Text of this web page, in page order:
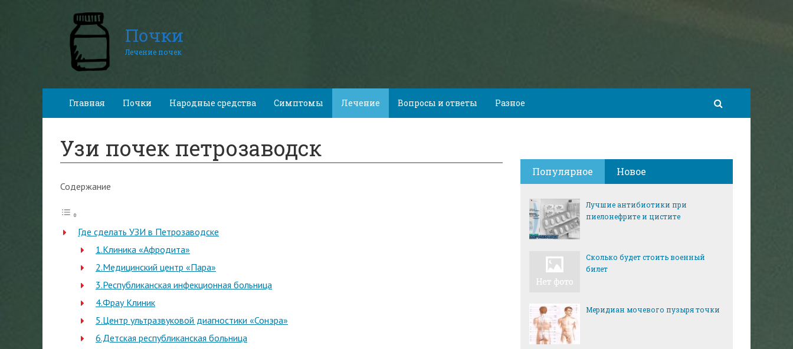
Почки
Лечение почек
Главная Почки Народные средства Симптомы Лечение Вопросы и ответы Разное
Узи почек петрозаводск
Содержание
Где сделать УЗИ в Петрозаводске
1.Клиника «Афродита»
2.Медицинский центр «Пара»
3.Республиканская инфекционная больница
4.Фрау Клиник
5.Центр ультразвуковой диагностики «Сонэра»
6.Детская республиканская больница
Популярное Новое
Лучшие антибиотики при
пиелонефрите и цистите
Сколько будет стоить военный
билет
Меридиан мочевого пузыря точки